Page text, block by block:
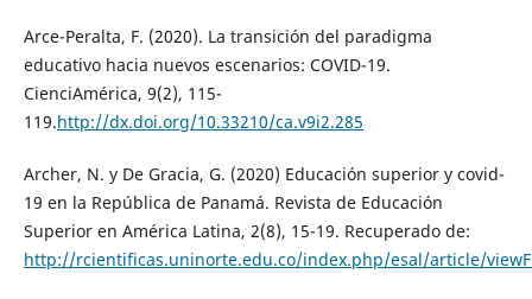
Arce-Peralta, F. (2020). La transición del paradigma
educativo hacia nuevos escenarios: COVID-19.
CienciAmérica, 9(2), 115-
119.http://dx.doi.org/10.33210/ca.v9i2.285
Archer, N. y De Gracia, G. (2020) Educación superior y covid-
19 en la República de Panamá. Revista de Educación
Superior en América Latina, 2(8), 15-19. Recuperado de:
http://rcientificas.uninorte.edu.co/index.php/esal/article/